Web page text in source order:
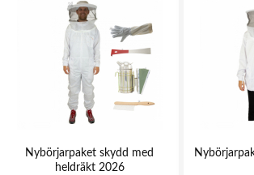
Nybörjarpaket skydd med
heldräkt 2026